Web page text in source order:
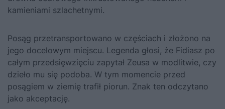
kamieniami szlachetnymi.
Posąg przetransportowano w częściach i złożono na
jego docelowym miejscu. Legenda głosi, że Fidiasz po
całym przedsięwzięciu zapytał Zeusa w modlitwie, czy
dzieło mu się podoba. W tym momencie przed
posągiem w ziemię trafił piorun. Znak ten odczytano
jako akceptację.